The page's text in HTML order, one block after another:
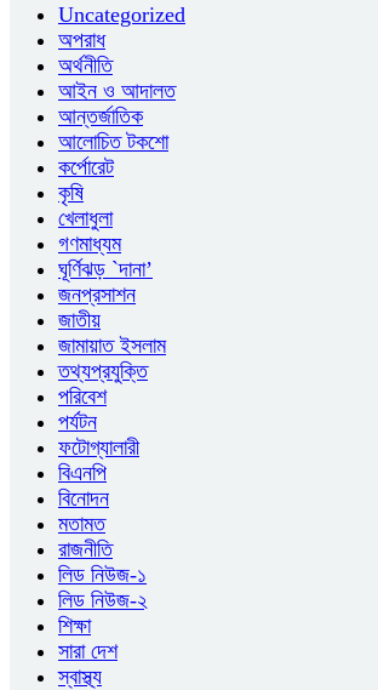
Uncategorized
অপরাধ
অর্থনীতি
আইন ও আদালত
আন্তর্জাতিক
আলোচিত টকশো
কর্পোরেট
কৃষি
খেলাধুলা
গণমাধ্যম
ঘূর্ণিঝড় `দানা’
জনপ্রসাশন
জাতীয়
জামায়াত ইসলাম
তথ্যপ্রযুক্তি
পরিবেশ
পর্যটন
ফটোগ্যালারী
বিএনপি
বিনোদন
মতামত
রাজনীতি
লিড নিউজ-১
লিড নিউজ-২
শিক্ষা
সারা দেশ
স্বাস্থ্য